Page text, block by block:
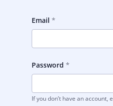
Email
Password
If you don’t have an account,